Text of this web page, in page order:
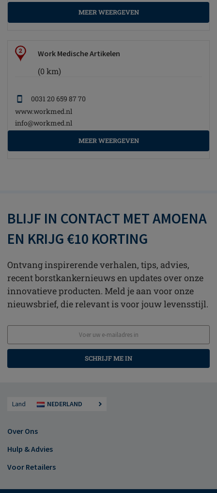
MEER WEERGEVEN
2 Work Medische Artikelen
(0 km)
0031 20 659 87 70
www.workmed.nl
info@workmed.nl
MEER WEERGEVEN
BLIJF IN CONTACT MET AMOENA
EN KRIJG €10 KORTING
Ontvang inspirerende verhalen, tips, advies,
recent borstkankernieuws en updates over onze
innovatieve producten. Meld je aan voor onze
nieuwsbrief, die relevant is voor jouw levensstijl.
SCHRIJF ME IN
Land NEDERLAND
Over Ons
Hulp & Advies
Voor Retailers